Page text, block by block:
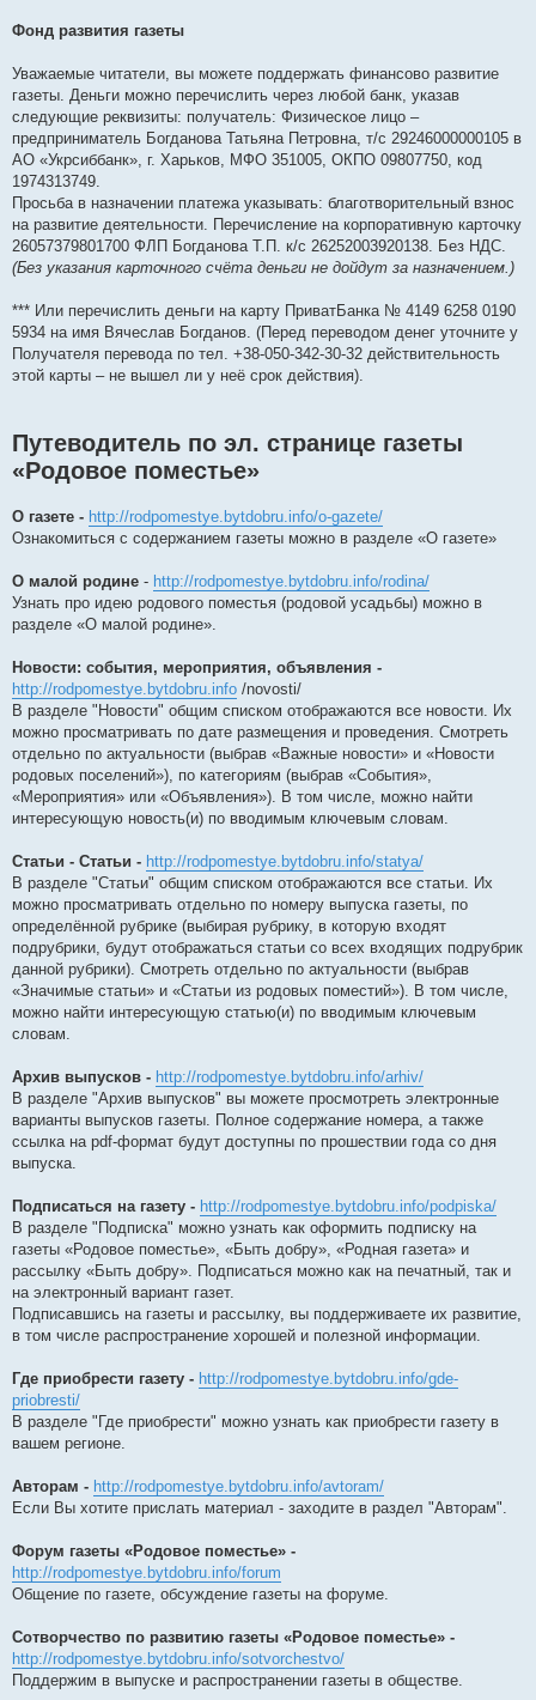
Фонд развития газеты
Уважаемые читатели, вы можете поддержать финансово развитие
газеты. Деньги можно перечислить через любой банк, указав
следующие реквизиты: получатель: Физическое лицо –
предприниматель Богданова Татьяна Петровна, т/с 29246000000105 в
АО «Укрсиббанк», г. Харьков, МФО 351005, ОКПО 09807750, код
1974313749.
Просьба в назначении платежа указывать: благотворительный взнос
на развитие деятельности. Перечисление на корпоративную карточку
26057379801700 ФЛП Богданова Т.П. к/с 26252003920138. Без НДС.
(Без указания карточного счёта деньги не дойдут за назначением.)
*** Или перечислить деньги на карту ПриватБанка № 4149 6258 0190
5934 на имя Вячеслав Богданов. (Перед переводом денег уточните у
Получателя перевода по тел. +38-050-342-30-32 действительность
этой карты – не вышел ли у неё срок действия).
Путеводитель по эл. странице газеты
«Родовое поместье»
О газете - http://rodpomestye.bytdobru.info/o-gazete/
Ознакомиться с содержанием газеты можно в разделе «О газете»
О малой родине - http://rodpomestye.bytdobru.info/rodina/
Узнать про идею родового поместья (родовой усадьбы) можно в
разделе «О малой родине».
Новости: события, мероприятия, объявления -
http://rodpomestye.bytdobru.info /novosti/
В разделе "Новости" общим списком отображаются все новости. Их
можно просматривать по дате размещения и проведения. Смотреть
отдельно по актуальности (выбрав «Важные новости» и «Новости
родовых поселений»), по категориям (выбрав «События»,
«Мероприятия» или «Объявления»). В том числе, можно найти
интересующую новость(и) по вводимым ключевым словам.
Статьи - Статьи - http://rodpomestye.bytdobru.info/statya/
В разделе "Статьи" общим списком отображаются все статьи. Их
можно просматривать отдельно по номеру выпуска газеты, по
определённой рубрике (выбирая рубрику, в которую входят
подрубрики, будут отображаться статьи со всех входящих подрубрик
данной рубрики). Смотреть отдельно по актуальности (выбрав
«Значимые статьи» и «Статьи из родовых поместий»). В том числе,
можно найти интересующую статью(и) по вводимым ключевым
словам.
Архив выпусков - http://rodpomestye.bytdobru.info/arhiv/
В разделе "Архив выпусков" вы можете просмотреть электронные
варианты выпусков газеты. Полное содержание номера, а также
ссылка на pdf-формат будут доступны по прошествии года со дня
выпуска.
Подписаться на газету - http://rodpomestye.bytdobru.info/podpiska/
В разделе "Подписка" можно узнать как оформить подписку на
газеты «Родовое поместье», «Быть добру», «Родная газета» и
рассылку «Быть добру». Подписаться можно как на печатный, так и
на электронный вариант газет.
Подписавшись на газеты и рассылку, вы поддерживаете их развитие,
в том числе распространение хорошей и полезной информации.
Где приобрести газету - http://rodpomestye.bytdobru.info/gde-
priobresti/
В разделе "Где приобрести" можно узнать как приобрести газету в
вашем регионе.
Авторам - http://rodpomestye.bytdobru.info/avtoram/
Если Вы хотите прислать материал - заходите в раздел "Авторам".
Форум газеты «Родовое поместье» -
http://rodpomestye.bytdobru.info/forum
Общение по газете, обсуждение газеты на форуме.
Сотворчество по развитию газеты «Родовое поместье» -
http://rodpomestye.bytdobru.info/sotvorchestvo/
Поддержим в выпуске и распространении газеты в обществе.